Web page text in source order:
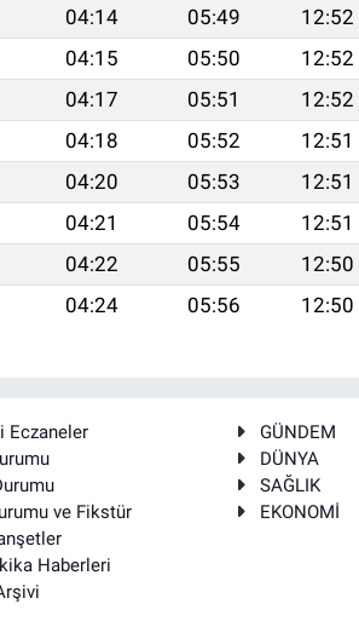
04:14 05:49 12:52
04:15 05:50 12:52
04:17 05:51 12:52
04:18 05:52 12:51
04:20 05:53 12:51
04:21 05:54 12:51
04:22 05:55 12:50
04:24 05:56 12:50
Eczaneler
ve Fikstür
Haberleri
GÜNDEM
DÜNYA
SAĞLIK
EKONOMİ